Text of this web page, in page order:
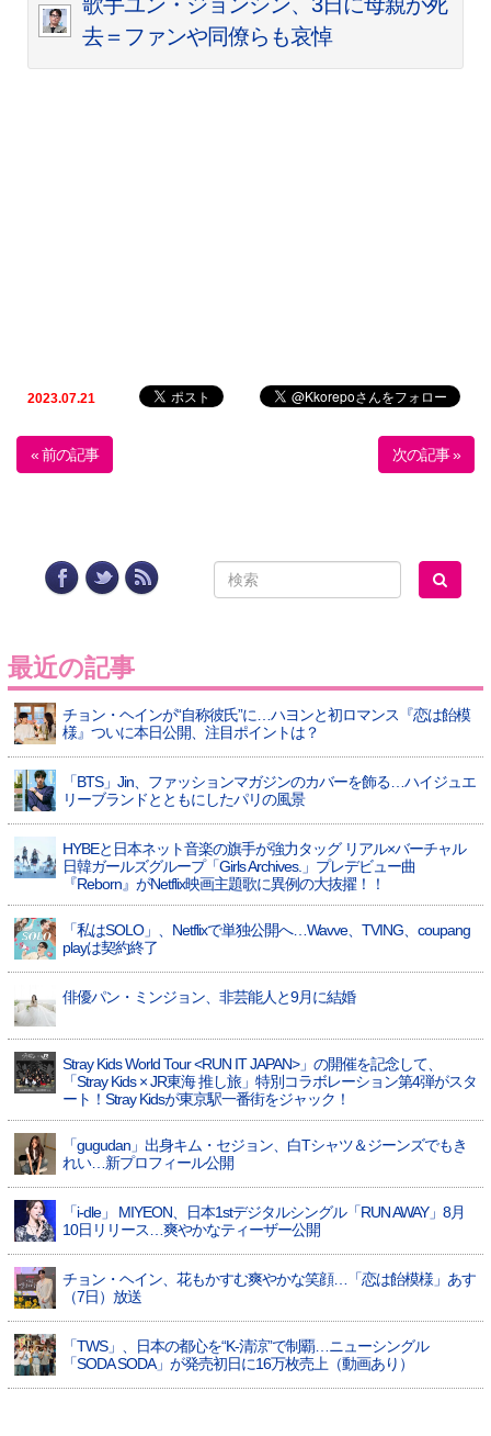
去＝ファンや同僚らも哀悼
2023.07.21
« 前の記事 次の記事 »
最近の記事
チョン・ヘインが“自称彼氏”に…ハヨンと初ロマンス『恋は飴模
様』ついに本日公開、注目ポイントは？
「BTS」Jin、ファッションマガジンのカバーを飾る…ハイジュエ
リーブランドとともにしたパリの風景
HYBEと日本ネット音楽の旗手が強力タッグ リアル×バーチャル
日韓ガールズグループ「Girls Archives.」プレデビュー曲
『Reborn』がNetflix映画主題歌に異例の大抜擢！！
「私はSOLO」、Netflixで単独公開へ…Wavve、TVING、coupang
playは契約終了
俳優パン・ミンジョン、非芸能人と9月に結婚
Stray Kids World Tour <RUN IT JAPAN>」の開催を記念して、
「Stray Kids × JR東海 推し旅」特別コラボレーション第4弾がスタ
ート！Stray Kidsが東京駅一番街をジャック！
「gugudan」出身キム・セジョン、白Tシャツ＆ジーンズでもき
れい…新プロフィール公開
「i-dle」 MIYEON、日本1stデジタルシングル「RUN AWAY」8月
10日リリース…爽やかなティーザー公開
チョン・ヘイン、花もかすむ爽やかな笑顔…「恋は飴模様」あす
（7日）放送
「TWS」、日本の都心を“K-清涼”で制覇…ニューシングル
「SODA SODA」が発売初日に16万枚売上（動画あり）